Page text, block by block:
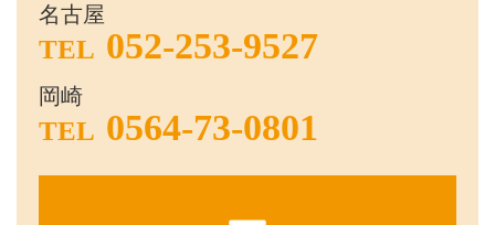
名古屋
TEL 052-253-9527
岡崎
TEL 0564-73-0801